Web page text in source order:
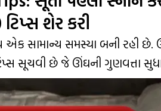
શેર કરી
સમસ્યા બની રહી છે.
સૂચવી છે જે ઊંઘની ગુણવત્તા